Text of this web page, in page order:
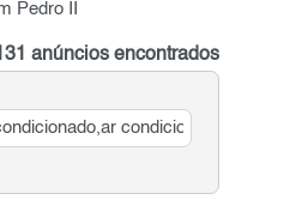
Pedro II
anúncios encontrados